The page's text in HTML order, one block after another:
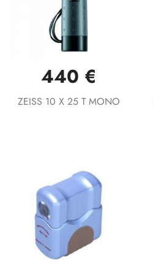
440 €
ZEISS 10 X 25 T MONO